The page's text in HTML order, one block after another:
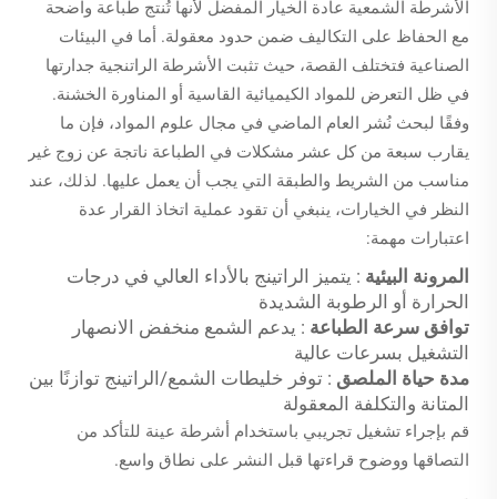
الأشرطة الشمعية عادة الخيار المفضل لأنها تُنتج طباعة واضحة
مع الحفاظ على التكاليف ضمن حدود معقولة. أما في البيئات
الصناعية فتختلف القصة، حيث تثبت الأشرطة الراتنجية جدارتها
في ظل التعرض للمواد الكيميائية القاسية أو المناورة الخشنة.
وفقًا لبحث نُشر العام الماضي في مجال علوم المواد، فإن ما
يقارب سبعة من كل عشر مشكلات في الطباعة ناتجة عن زوج غير
مناسب من الشريط والطبقة التي يجب أن يعمل عليها. لذلك، عند
النظر في الخيارات، ينبغي أن تقود عملية اتخاذ القرار عدة
اعتبارات مهمة:
المرونة البيئية : يتميز الراتينج بالأداء العالي في درجات
الحرارة أو الرطوبة الشديدة
توافق سرعة الطباعة : يدعم الشمع منخفض الانصهار
التشغيل بسرعات عالية
مدة حياة الملصق : توفر خليطات الشمع/الراتينج توازنًا بين
المتانة والتكلفة المعقولة
قم بإجراء تشغيل تجريبي باستخدام أشرطة عينة للتأكد من
التصاقها ووضوح قراءتها قبل النشر على نطاق واسع.